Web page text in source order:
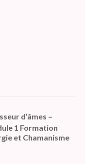
d’âmes –
1 Formation
et Chamanisme